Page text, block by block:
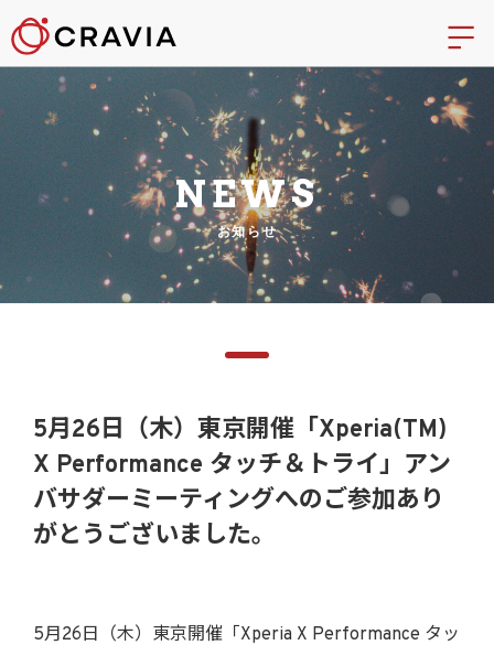
NEWS
お知らせ
5月26日（木）東京開催「Xperia(TM)
X Performance タッチ＆トライ」アン
バサダーミーティングへのご参加あり
がとうございました。
5月26日（木）東京開催「Xperia X Performance タッ